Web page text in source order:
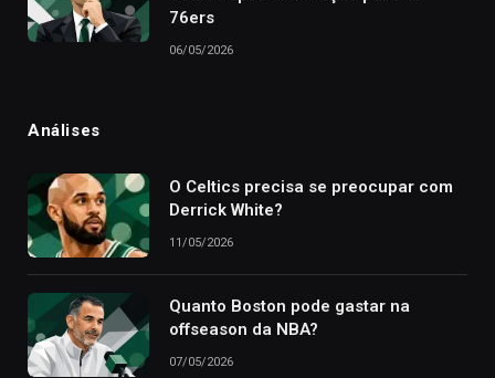
76ers
06/05/2026
Análises
O Celtics precisa se preocupar com
Derrick White?
11/05/2026
Quanto Boston pode gastar na
offseason da NBA?
07/05/2026